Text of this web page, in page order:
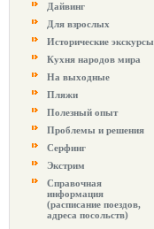
Дайвинг
Для взрослых
Исторические экскурсы
Кухня народов мира
На выходные
Пляжи
Полезный опыт
Проблемы и решения
Серфинг
Экстрим
Справочная
информация
(расписание поездов,
адреса посольств)